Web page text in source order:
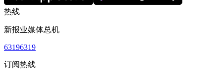
热线
新报业媒体总机
63196319
订阅热线